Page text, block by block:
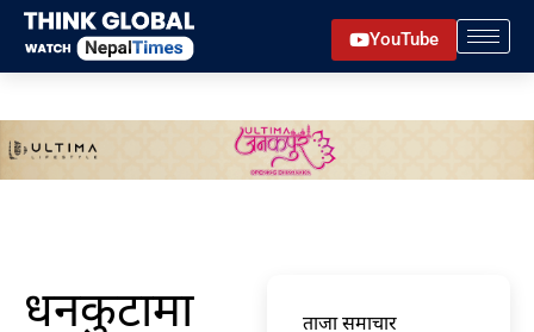
Skip
content
YouTube
धनकुटामा
ताजा समाचार